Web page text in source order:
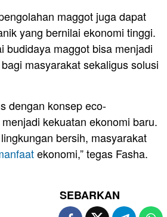
maggot juga dapat
yang bernilai ekonomi tinggi.
budidaya maggot bisa menjadi
masyarakat sekaligus solusi
dengan konsep eco-
kekuatan ekonomi baru.
bersih, masyarakat
ekonomi,” tegas Fasha.
SEBARKAN